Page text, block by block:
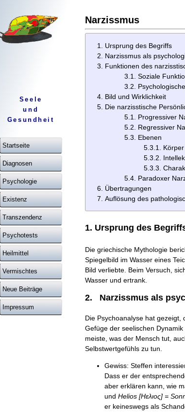
Seele
und
Gesundheit
Startseite
Diagnosen
Psychologie
Existenz
Transzendenz
Psychotests
Heilmittel
Vermischtes
Neue Beiträge
Impressum
Narzissmus
Ursprung des Begriffs
Narzissmus als
Funktionen des
3.1. Soziale
3.2.
Bild und Wirklichkeit
Die narzisstische
5.1. Progressiver
5.2. Regressiver
5.3. Ebenen
5.3.1. Körper
5.3.2.
5.3.3.
5.4. Paradoxer
Übertragungen
Auflösung des
1. Ursprung des
Die griechische Mythologie
Spiegelbild im Wasser eines
Bild verliebte. Beim Versuch,
Wasser und ertrank.
2. Narzissmus als
Die Psychoanalyse hat
Gefüge der seelischen
meiste, was der Mensch tut,
Selbstwert­gefühls zu tun.
Gewiss: Steffen
Dass er der
aber erklären kann, wie
und Helios [Ηελιος] =
er keineswegs als